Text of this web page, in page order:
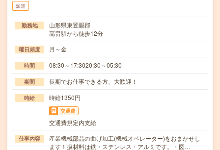
派遣
勤務地
山形県東置賜郡
高畠駅から徒歩12分
曜日頻度 月～金
時間 08:30～17:3020:30～05:30
期間 長期でお仕事できる方、大歓迎！
時給 時給1350円
交通費
交通費規定内支給
仕事内容
産業機械部品の曲げ加工(機械オペレーター)をおまかせし
ます！扱材料は鉄・ステンレス・アルミです。・図…